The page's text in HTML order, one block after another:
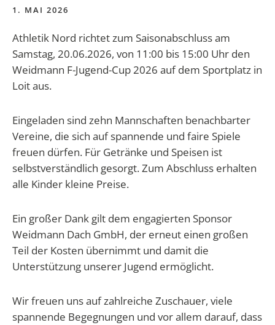
1. MAI 2026
Athletik Nord richtet zum Saisonabschluss am
Samstag, 20.06.2026, von 11:00 bis 15:00 Uhr den
Weidmann F-Jugend-Cup 2026 auf dem Sportplatz in
Loit aus.
Eingeladen sind zehn Mannschaften benachbarter
Vereine, die sich auf spannende und faire Spiele
freuen dürfen. Für Getränke und Speisen ist
selbstverständlich gesorgt. Zum Abschluss erhalten
alle Kinder kleine Preise.
Ein großer Dank gilt dem engagierten Sponsor
Weidmann Dach GmbH, der erneut einen großen
Teil der Kosten übernimmt und damit die
Unterstützung unserer Jugend ermöglicht.
Wir freuen uns auf zahlreiche Zuschauer, viele
spannende Begegnungen und vor allem darauf, dass